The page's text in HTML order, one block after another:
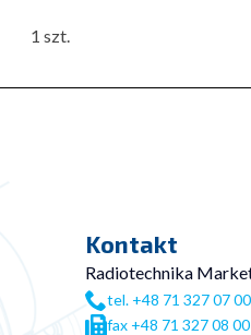
1 szt.
Kontakt
Radiotechnika
tel. +48 71 327 07 00
fax +48 71 327 08 00